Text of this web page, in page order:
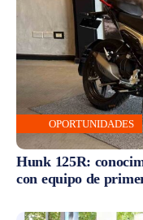
OPORTUNIDADES
Hunk 125R:
con equipo de